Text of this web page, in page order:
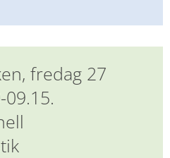
fredag 27